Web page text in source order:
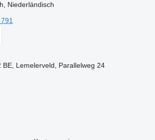
Niederländisch
Lemelerveld, Parallelweg 24